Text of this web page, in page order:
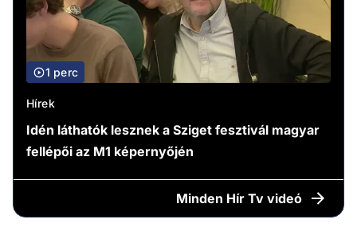
1 perc
Hírek
Idén láthatók lesznek a Sziget fesztivál magyar
fellépői az M1 képernyőjén
Minden Hír Tv videó